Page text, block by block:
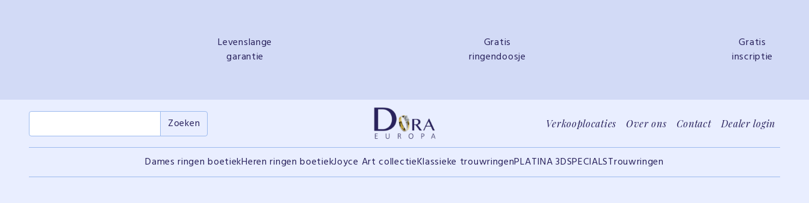
Levenslange
garantie
Gratis
ringendoosje
Gratis
inscriptie
Verkooplocaties Over ons Contact Dealer login
Dames ringen boetiekHeren ringen boetiekJoyce Art collectieKlassieke trouwringenPLATINA 3DSPECIALSTrouwringen